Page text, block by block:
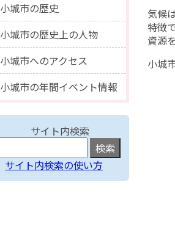
気候
特徴
資源
小城
小城市の歴史
小城市の歴史上の人物
小城市へのアクセス
小城市の年間イベント情報
サイト内検索
サイト内検索の使い方